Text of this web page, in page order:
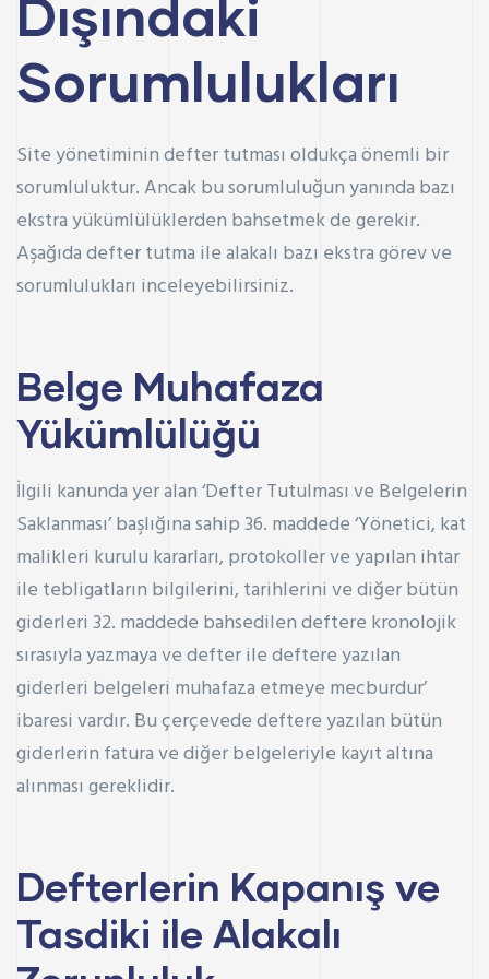
Dışındaki
Sorumlulukları
Site yönetiminin defter tutması oldukça önemli bir
sorumluluktur. Ancak bu sorumluluğun yanında bazı
ekstra yükümlülüklerden bahsetmek de gerekir.
Aşağıda defter tutma ile alakalı bazı ekstra görev ve
sorumlulukları inceleyebilirsiniz.
Belge Muhafaza
Yükümlülüğü
İlgili kanunda yer alan ‘Defter Tutulması ve Belgelerin
Saklanması’ başlığına sahip 36. maddede ‘Yönetici, kat
malikleri kurulu kararları, protokoller ve yapılan ihtar
ile tebligatların bilgilerini, tarihlerini ve diğer bütün
giderleri 32. maddede bahsedilen deftere kronolojik
sırasıyla yazmaya ve defter ile deftere yazılan
giderleri belgeleri muhafaza etmeye mecburdur’
ibaresi vardır. Bu çerçevede deftere yazılan bütün
giderlerin fatura ve diğer belgeleriyle kayıt altına
alınması gereklidir.
Defterlerin Kapanış ve
Tasdiki ile Alakalı